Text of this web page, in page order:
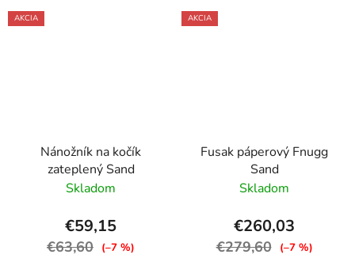
AKCIA
Nánožník na kočík
zateplený Sand
Skladom
€59,15
€63,60 (–7 %)
AKCIA
Fusak páperový Fnugg
Sand
Skladom
€260,03
€279,60 (–7 %)